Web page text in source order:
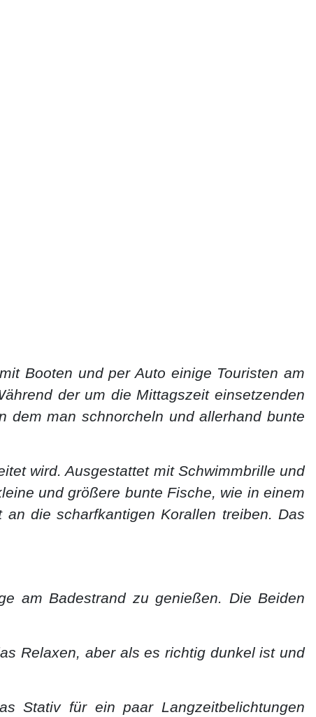
Booten und per Auto einige Touristen am
der um die Mittagszeit einsetzenden
dem man schnorcheln und allerhand bunte
wird. Ausgestattet mit Schwimmbrille und
und größere bunte Fische, wie in einem
die scharfkantigen Korallen treiben. Das
am Badestrand zu genießen. Die Beiden
Relaxen, aber als es richtig dunkel ist und
Stativ für ein paar Langzeitbelichtungen